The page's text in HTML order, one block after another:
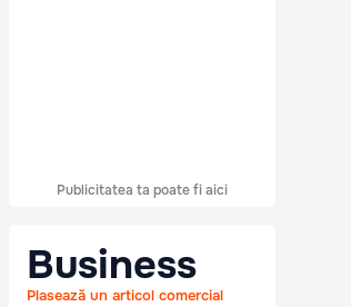
Publicitatea ta poate fi aici
Business
Plasează un articol comercial